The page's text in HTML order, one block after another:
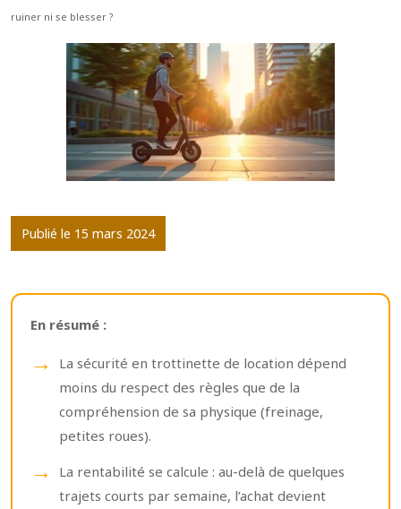
ruiner ni se blesser ?
Publié le 15 mars 2024
En résumé :
La sécurité en trottinette de location dépend
moins du respect des règles que de la
compréhension de sa physique (freinage,
petites roues).
La rentabilité se calcule : au-delà de quelques
trajets courts par semaine, l’achat devient